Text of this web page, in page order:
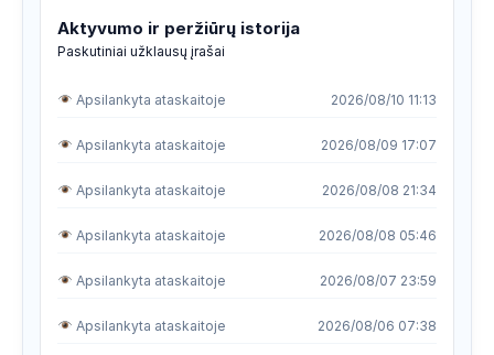
Aktyvumo ir peržiūrų istorija
Paskutiniai užklausų įrašai
Apsilankyta ataskaitoje 2026/08/10 11:13
Apsilankyta ataskaitoje 2026/08/09 17:07
Apsilankyta ataskaitoje 2026/08/08 21:34
Apsilankyta ataskaitoje 2026/08/08 05:46
Apsilankyta ataskaitoje 2026/08/07 23:59
Apsilankyta ataskaitoje 2026/08/06 07:38